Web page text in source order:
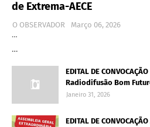
de Extrema-AECE
O OBSERVADOR
Março 06, 2026
…
…
EDITAL DE
Radiodifusão Bom
Janeiro 31, 2026
EDITAL DE